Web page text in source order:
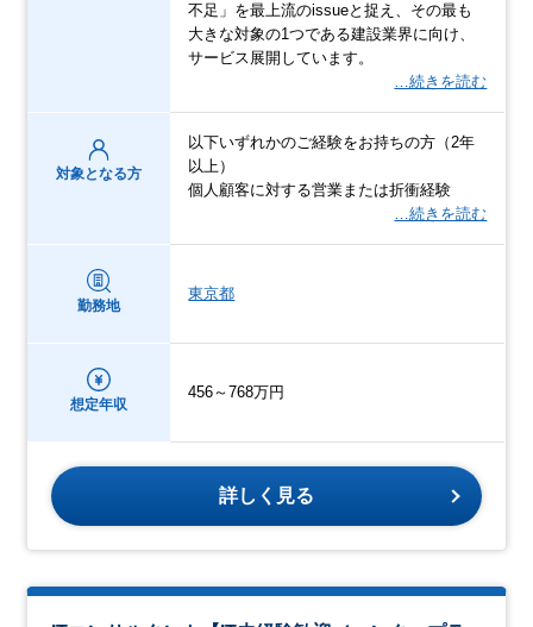
不足」を最上流のissueと捉え、その最も
大きな対象の1つである建設業界に向け、
サービス展開しています。
…続きを読む
対象となる方
以下いずれかのご経験をお持ちの方（2年
以上）
個人顧客に対する営業または折衝経験
…続きを読む
勤務地
東京都
想定年収
456～768万円
詳しく見る